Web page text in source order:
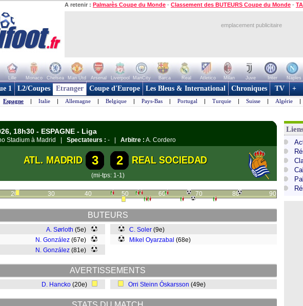
A retenir : Palmarès Coupe du Monde - Classement des BUTEURS Coupe du Monde -
emplacement publicitaire
Lille Monaco Chelsea Man Utd Arsenal Liverpool ManCity Barca Real Atletico Milan Juve Inter Naples
1 L2/Coupes Etranger Coupe d'Europe Les Bleus & International Chroniques TV +
Espagne | Italie | Allemagne | Belgique | Pays-Bas | Portugal | Turquie | Suisse | Algérie |
18h30 - ESPAGNE - Liga
Stadium à Madrid | Spectateurs : - | Arbitre : A. Cordero
ATL. MADRID 3 2 REAL SOCIEDAD
(mi-tps: 1-1)
20 30 40 50 60 70 80 90
BUTEURS
A. Sørloth (5e)
N. González (67e)
N. González (81e)
C. Soler (9e)
Mikel Oyarzabal (68e)
AVERTISSEMENTS
D. Hancko (20e) Orri Steinn Óskarsson (49e)